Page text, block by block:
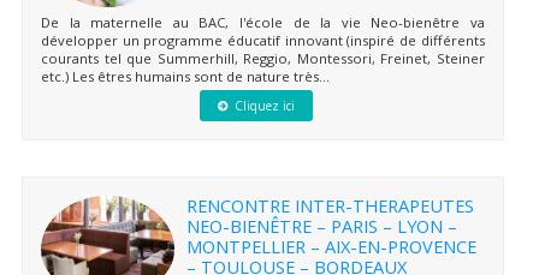
De la maternelle au BAC, l'école de la vie Neo-bienêtre va
développer un programme éducatif innovant (inspiré de différents
courants tel que Summerhill, Reggio, Montessori, Freinet, Steiner
etc.) Les êtres humains sont de nature très...
Cliquez ici
RENCONTRE INTER-THERAPEUTES
NEO-BIENÊTRE – PARIS – LYON –
MONTPELLIER – AIX-EN-PROVENCE
– TOULOUSE – BORDEAUX